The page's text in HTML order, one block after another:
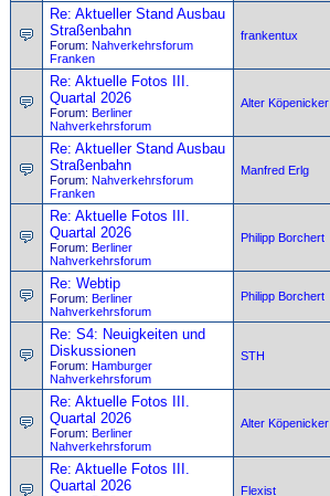
Re: Aktueller Stand Ausbau
Straßenbahn
Forum: Nahverkehrsforum
Franken
frankentux
Re: Aktuelle Fotos III.
Quartal 2026
Forum: Berliner
Nahverkehrsforum
Alter Köpenicker
Re: Aktueller Stand Ausbau
Straßenbahn
Forum: Nahverkehrsforum
Franken
Manfred Erlg
Re: Aktuelle Fotos III.
Quartal 2026
Forum: Berliner
Nahverkehrsforum
Philipp Borchert
Re: Webtip
Forum: Berliner
Nahverkehrsforum
Philipp Borchert
Re: S4: Neuigkeiten und
Diskussionen
Forum: Hamburger
Nahverkehrsforum
STH
Re: Aktuelle Fotos III.
Quartal 2026
Forum: Berliner
Nahverkehrsforum
Alter Köpenicker
Re: Aktuelle Fotos III.
Quartal 2026
Flexist